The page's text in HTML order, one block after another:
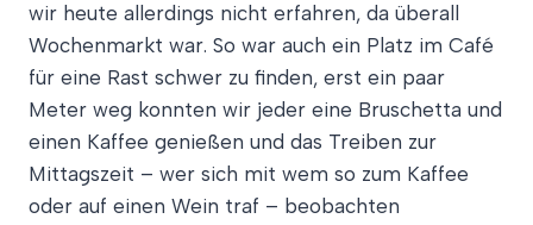
wir heute allerdings nicht erfahren, da überall
Wochenmarkt war. So war auch ein Platz im Café
für eine Rast schwer zu finden, erst ein paar
Meter weg konnten wir jeder eine Bruschetta und
einen Kaffee genießen und das Treiben zur
Mittagszeit – wer sich mit wem so zum Kaffee
oder auf einen Wein traf – beobachten